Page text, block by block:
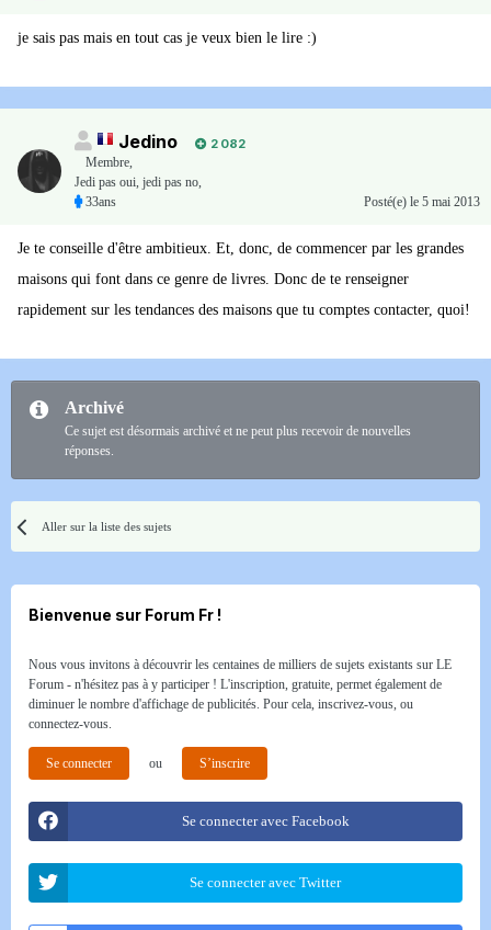
je sais pas mais en tout cas je veux bien le lire :)
Jedino
2 082
Membre,
Jedi pas oui, jedi pas no,
33ans
Posté(e) le 5 mai 2013
Je te conseille d'être ambitieux. Et, donc, de commencer par les grandes
maisons qui font dans ce genre de livres. Donc de te renseigner
rapidement sur les tendances des maisons que tu comptes contacter, quoi!
Archivé
Ce sujet est désormais archivé et ne peut plus recevoir de nouvelles
réponses.
Aller sur la liste des sujets
Bienvenue sur Forum Fr !
Nous vous invitons à découvrir les centaines de milliers de sujets existants sur LE
Forum - n'hésitez pas à y participer ! L'inscription, gratuite, permet également de
diminuer le nombre d'affichage de publicités. Pour cela, inscrivez-vous, ou
connectez-vous.
Se connecter ou S’inscrire
Se connecter avec Facebook
Se connecter avec Twitter